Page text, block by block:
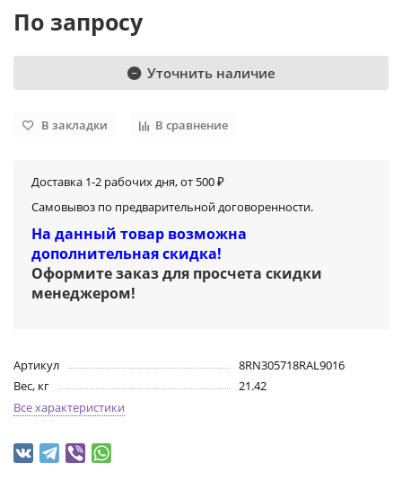
По запросу
Уточнить наличие
В закладки В сравнение
Доставка 1-2 рабочих дня, от 500 ₽
Самовывоз по предварительной договоренности.
На данный товар возможна
дополнительная скидка!
Оформите заказ для просчета скидки
менеджером!
Артикул
8RN305718RAL9016
Вес, кг
21.42
Все характеристики